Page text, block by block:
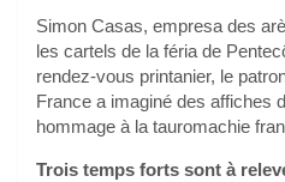
Simon Casas, empresa des
les cartels de la féria de
rendez-vous printanier, le
France a imaginé des affiches
hommage à la tauromachie
Trois temps forts sont à